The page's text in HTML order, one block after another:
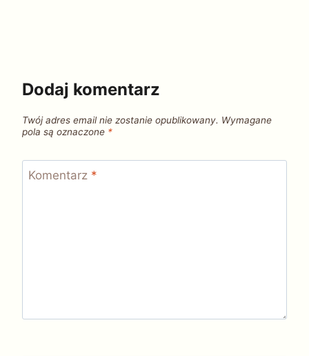
Dodaj komentarz
Twój adres email nie zostanie opublikowany. Wymagane
pola są oznaczone *
Komentarz *